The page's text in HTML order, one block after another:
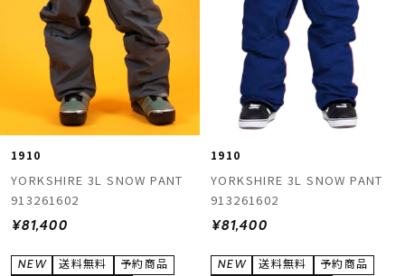
1910
YORKSHIRE 3L SNOW PANT
913261602
¥81,400
1910
YORKSHIRE 3L SNOW PANT
913261602
¥81,400